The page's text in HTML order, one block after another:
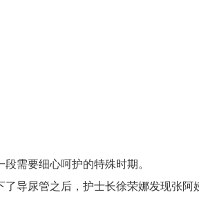
需要细心呵护的特殊时期。
导尿管之后，护士长徐荣娜发现张阿